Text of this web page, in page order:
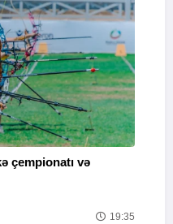
çempionatı və
19:35